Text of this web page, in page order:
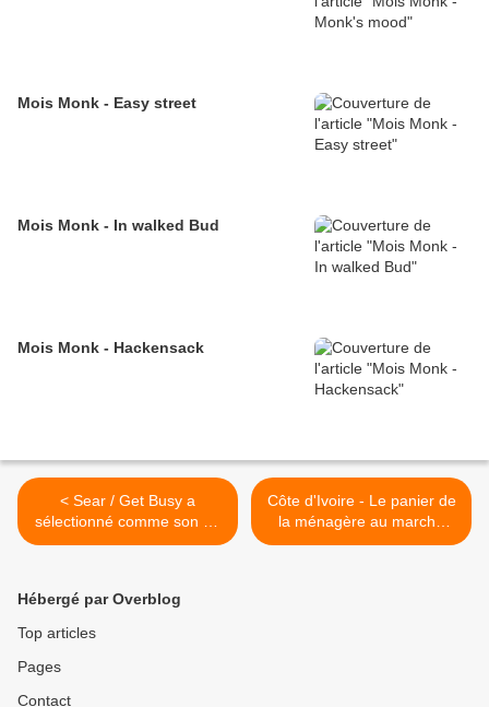
Mois Monk - Easy street
Mois Monk - In walked Bud
Mois Monk - Hackensack
< Sear / Get Busy a
sélectionné comme son du
jour... Semaine "Disco/Funk
Côte d'Ivoire - Le panier de
la ménagère au marché
d'Abobo PK18 >
Hébergé par Overblog
Top articles
Pages
Contact